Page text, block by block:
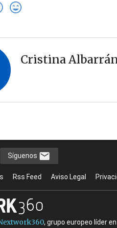
Cristina
Síguenos
Rss Feed Aviso Legal
, grupo europeo líder